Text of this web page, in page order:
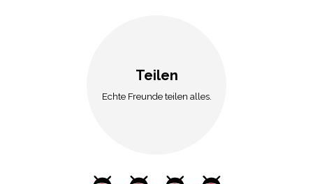
Teilen
Echte Freunde teilen alles.